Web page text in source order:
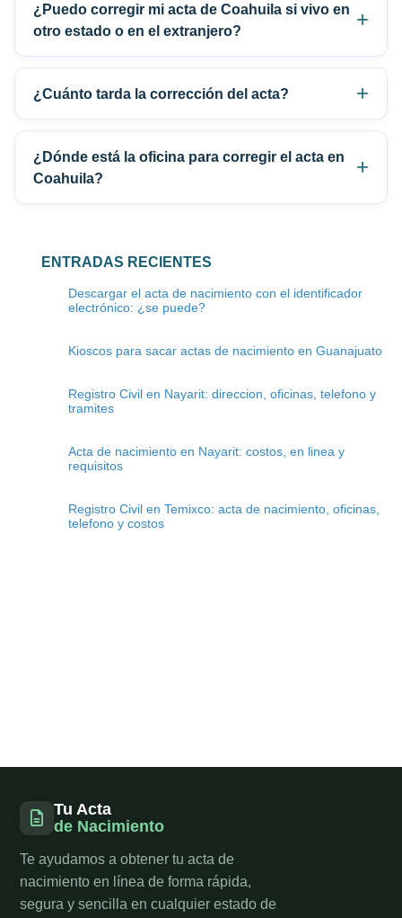
¿Puedo corregir mi acta de Coahuila si vivo en
otro estado o en el extranjero?
¿Cuánto tarda la corrección del acta?
¿Dónde está la oficina para corregir el acta en
Coahuila?
ENTRADAS RECIENTES
Descargar el acta de nacimiento con el identificador
electrónico: ¿se puede?
Kioscos para sacar actas de nacimiento en Guanajuato
Registro Civil en Nayarit: direccion, oficinas, telefono y
tramites
Acta de nacimiento en Nayarit: costos, en linea y
requisitos
Registro Civil en Temixco: acta de nacimiento, oficinas,
telefono y costos
Tu Acta
de Nacimiento
Te ayudamos a obtener tu acta de
nacimiento en línea de forma rápida,
segura y sencilla en cualquier estado de